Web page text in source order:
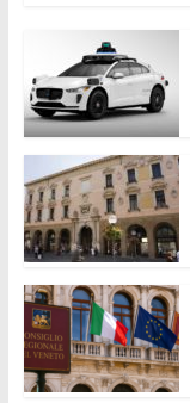
e
b
o
o
k
itt
er